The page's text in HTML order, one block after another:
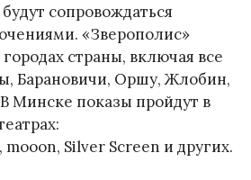
сопровождаться
«Зверополис»
страны, включая все
Барановичи, Оршу, Жлобин,
Минске показы пройдут в
mooon, Silver Screen и других.